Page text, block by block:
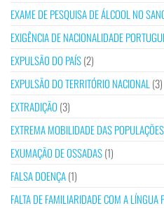
EXAME DE PESQUISA DE ÁLCOOL NO
EXIGÊNCIA DE NACIONALIDADE
EXPULSÃO DO PAÍS(2)
EXPULSÃO DO TERRITÓRIO NACIONAL (3)
EXTRADIÇÃO (3)
EXTREMA MOBILIDADE DAS
EXUMAÇÃO DE OSSADAS(1)
FALSA DOENÇA(1)
FALTA DE FAMILIARIDADE COM A LÍNGUA